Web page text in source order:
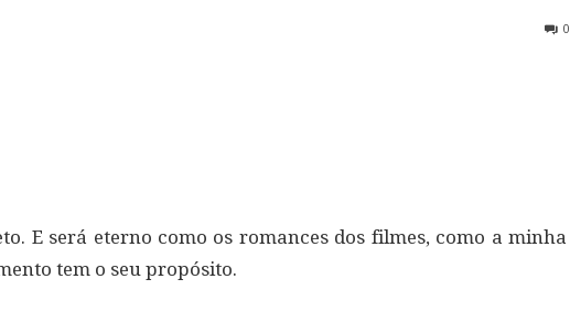
0
E será eterno como os romances dos filmes, como a minha
tem o seu propósito.